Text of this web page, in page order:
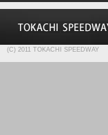
(C) 2011 TOKACHI SPEEDWAY